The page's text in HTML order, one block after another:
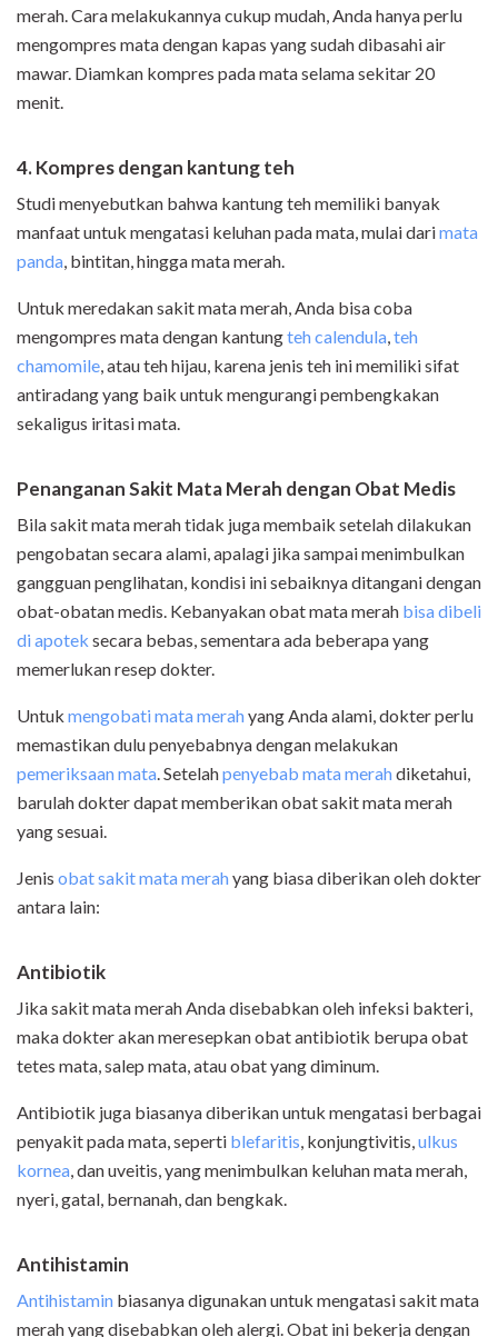
merah. Cara melakukannya cukup mudah, Anda hanya perlu
mengompres mata dengan kapas yang sudah dibasahi air
mawar. Diamkan kompres pada mata selama sekitar 20
menit.
4. Kompres dengan kantung teh
Studi menyebutkan bahwa kantung teh memiliki banyak
manfaat untuk mengatasi keluhan pada mata, mulai darimata
panda, bintitan, hingga mata merah.
Untuk meredakan sakit mata merah, Anda bisa coba
mengompres mata dengan kantungteh calendula,teh
chamomile, atau teh hijau, karena jenis teh ini memiliki sifat
antiradang yang baik untuk mengurangi pembengkakan
sekaligus iritasi mata.
Penanganan Sakit Mata Merah dengan Obat Medis
Bila sakit mata merah tidak juga membaik setelah dilakukan
pengobatan secara alami, apalagi jika sampai menimbulkan
gangguan penglihatan, kondisi ini sebaiknya ditangani dengan
obat-obatan medis. Kebanyakan obat mata merah bisa dibeli
di apotek secara bebas, sementara ada beberapa yang
memerlukan resep dokter.
Untuk mengobati mata merahyang Anda alami, dokter perlu
memastikan dulu penyebabnya dengan melakukan
pemeriksaan mata. Setelahpenyebab mata merahdiketahui,
barulah dokter dapat memberikan obat sakit mata merah
yang sesuai.
Jenis obat sakit mata merahyang biasa diberikan oleh dokter
antara lain:
Antibiotik
Jika sakit mata merah Anda disebabkan oleh infeksi bakteri,
maka dokter akan meresepkan obat antibiotik berupa obat
tetes mata, salep mata, atau obat yang diminum.
Antibiotik juga biasanya diberikan untuk mengatasi berbagai
penyakit pada mata, seperti blefaritis, konjungtivitis,ulkus
kornea, dan uveitis, yang menimbulkan keluhan mata merah,
nyeri, gatal, bernanah, dan bengkak.
Antihistamin
Antihistamin biasanya digunakan untuk mengatasi sakit mata
merah yang disebabkan oleh alergi. Obat ini bekerja dengan